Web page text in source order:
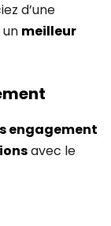
d’une
meilleur
engagement
avec le